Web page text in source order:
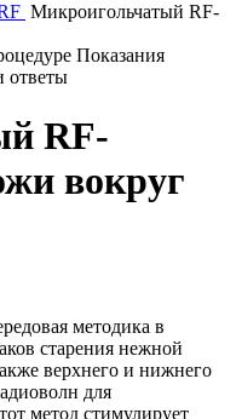
Микроигольчатый RF-
Показания
ответы
RF-
вокруг
методика в
старения нежной
верхнего и нижнего
для
метод стимулирует